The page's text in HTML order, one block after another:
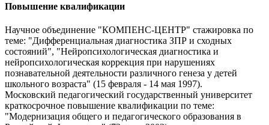
Повышение квалификации
Научное объединение "КОМПЕНС-ЦЕНТР" стажировка по
теме: "Дифференциальная диагностика ЗПР и сходных
состояний", "Нейропсихологическая диагностика и
нейропсихологическая коррекция при нарушениях
познавательной деятельности различного генеза у детей
школьного возраста" (15 февраля - 14 мая 1997).
Московский педагогический государственный университет
краткосрочное повышение квалификации по теме:
"Модернизация общего и педагогического образования в